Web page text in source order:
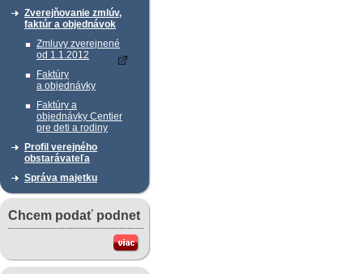
Zverejňovanie zmlúv,
faktúr a objednávok
Zmluvy zverejnené
od 1.1.2012
Faktúry
a objednávky
Faktúry a
objednávky Centier
pre deti a rodiny
Profil verejného
obstarávateľa
Správa majetku
Chcem podať podnet